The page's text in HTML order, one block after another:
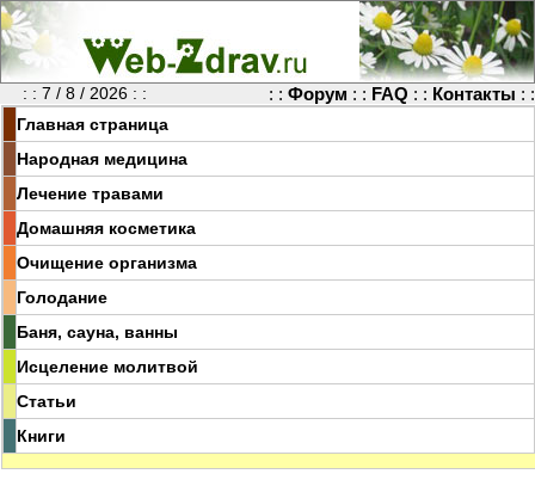
: : 7 / 8 / 2026 : : : : Форум : : FAQ : : Контакты : :
Главная страница
Народная медицина
Лечение травами
Домашняя косметика
Очищение организма
Голодание
Баня, сауна, ванны
Исцеление молитвой
Статьи
Книги